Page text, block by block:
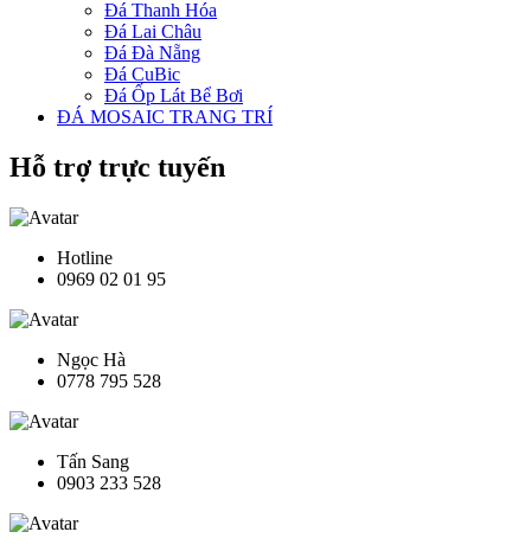
Đá Thanh Hóa
Đá Lai Châu
Đá Đà Nẵng
Đá CuBic
Đá Ốp Lát Bể Bơi
ĐÁ MOSAIC TRANG TRÍ
Hỗ trợ trực tuyến
Hotline
0969 02 01 95
Ngọc Hà
0778 795 528
Tấn Sang
0903 233 528